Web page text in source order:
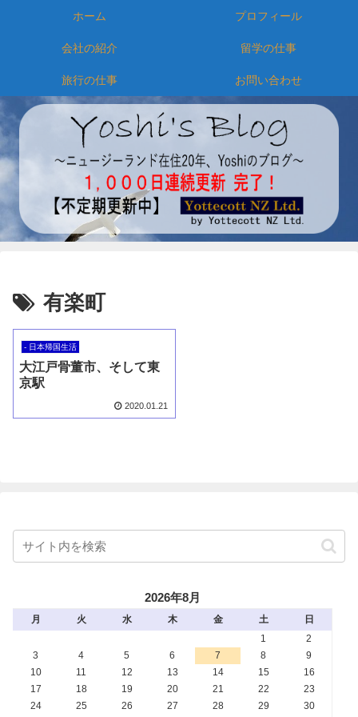
ホーム プロフィール
会社の紹介 留学の仕事
旅行の仕事 お問い合わせ
有楽町
- 日本帰国生活
大江戸骨董市、そして東
京駅
2020.01.21
2026年8月
月 火 水 木 金 土
日
1
2
3
4 5 6 7 8
9
10
11 12 13 14 15
16
17
18 19 20 21 22
23
24
25 26 27 28 29 30